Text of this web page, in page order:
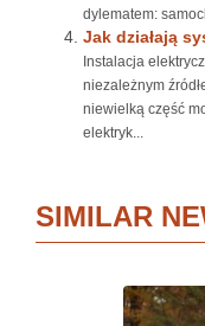
dylematem:
Jak działają
Instalacja
niezależnym
niewielką część
elektryk...
SIMILAR